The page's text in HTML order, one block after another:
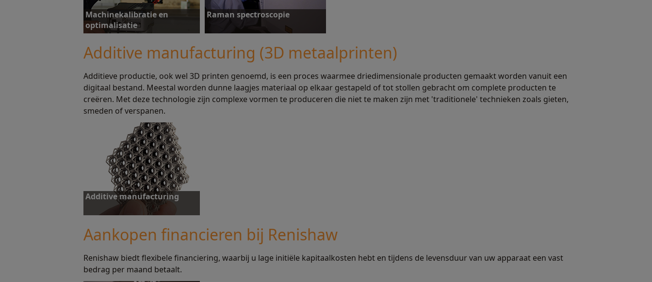
Machinekalibratie en
optimalisatie
Ontdek meer
Raman spectroscopie
Ontdek meer
Additive manufacturing (3D metaalprinten)
Additieve productie, ook wel 3D printen genoemd, is een proces waarmee driedimensionale producten gemaakt worden vanuit een
digitaal bestand. Meestal worden dunne laagjes materiaal op elkaar gestapeld of tot stollen gebracht om complete producten te
creëren. Met deze technologie zijn complexe vormen te produceren die niet te maken zijn met 'traditionele' technieken zoals gieten,
smeden of verspanen.
Additive manufacturing
Ontdek meer
Aankopen financieren bij Renishaw
Renishaw biedt flexibele financiering, waarbij u lage initiële kapitaalkosten hebt en tijdens de levensduur van uw apparaat een vast
bedrag per maand betaalt.